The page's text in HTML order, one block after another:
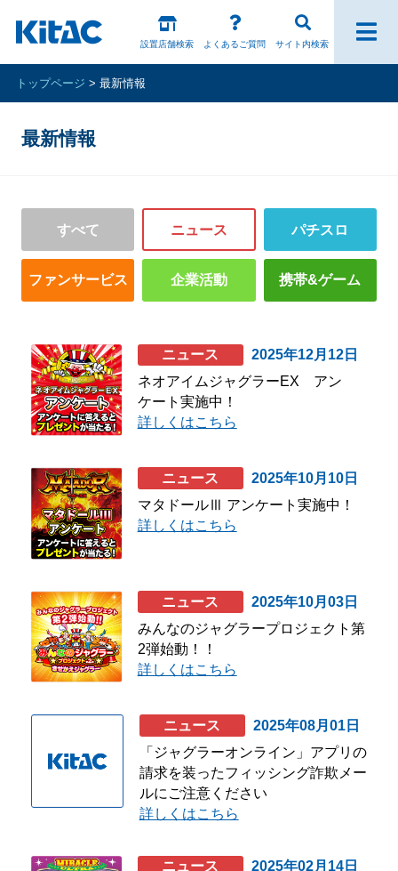
設置店舗検索 よくあるご質問 サイト内検索
ホール様向け製品
ホール関係者様専用
ボルフォースシリーズ
ホールコンオプション
GOGO! Wi-Fiシリーズ
キタッククラウドシリーズ
周辺機器
北電子製品販売ネットワーク
システムサポート
印刷製本機器
アプリ・ゲーム
Kitac iD
スペシャルコンテンツ
会社情報
トップページ 最新情報
最新情報
すべて ニュース パチスロ
ファンサービス 企業活動 携帯&ゲーム
ニュース
2025年12月12日
ネオアイムジャグラーEX アン
ケート実施中！
詳しくはこちら
ニュース
2025年10月10日
マタドールⅢ アンケート実施中！
詳しくはこちら
ニュース
2025年10月03日
みんなのジャグラープロジェクト第
2弾始動！！
詳しくはこちら
ニュース
2025年08月01日
「ジャグラーオンライン」アプリの
請求を装ったフィッシング詐欺メー
ルにご注意ください
詳しくはこちら
ニュース
2025年02月14日